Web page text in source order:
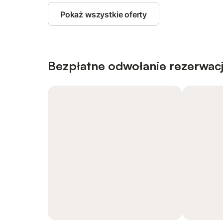
Pokaż wszystkie oferty
Bezpłatne odwołanie